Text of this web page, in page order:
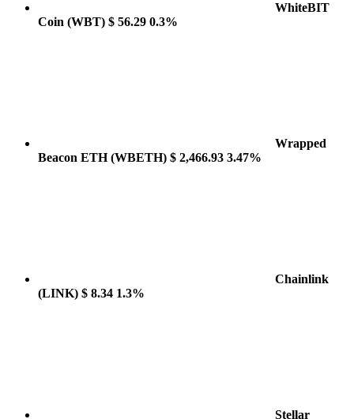
WhiteBIT
Coin (WBT) $ 56.29 0.3%
Wrapped
Beacon ETH(WBETH) $ 2,466.93 3.47%
Chainlink
(LINK) $ 8.34 1.3%
Stellar